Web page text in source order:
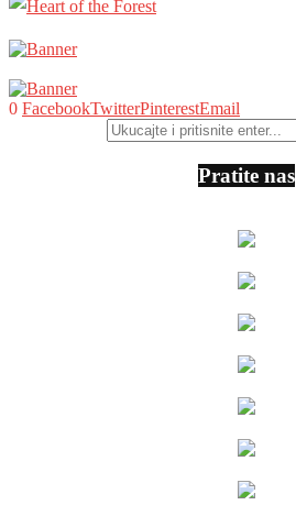
0 FacebookTwitterPinterestEmail
Pratite nas